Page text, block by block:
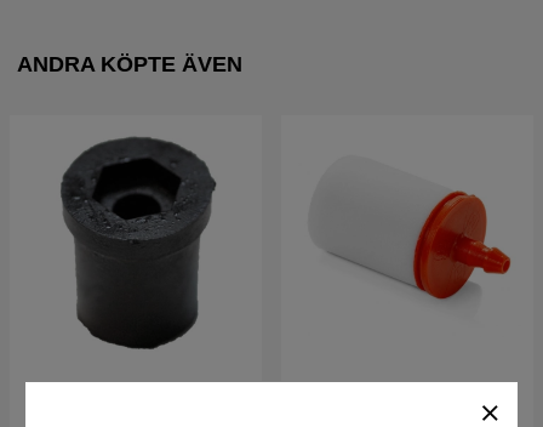
ANDRA KÖPTE ÄVEN
Bränslefilter Husqvarna